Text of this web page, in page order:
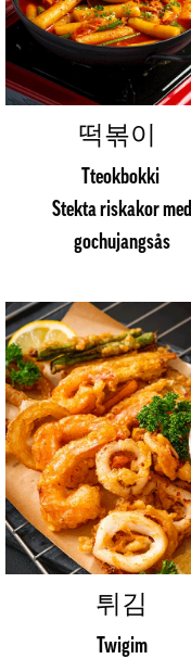
떡볶이
Tteokbokki
Stekta riskakor med
gochujangsås
튀김
Twigim